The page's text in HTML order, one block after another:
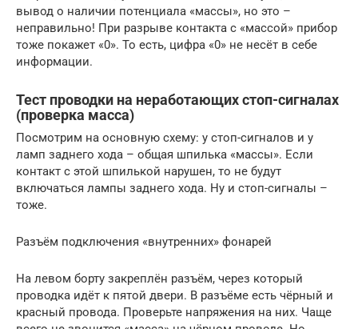
вывод о наличии потенциала «массы», но это –
неправильно! При разрыве контакта с «массой» прибор
тоже покажет «0». То есть, цифра «0» не несёт в себе
информации.
Тест проводки на неработающих стоп-сигналах
(проверка масса)
Посмотрим на основную схему: у стоп-сигналов и у
ламп заднего хода – общая шпилька «массы». Если
контакт с этой шпилькой нарушен, то не будут
включаться лампы заднего хода. Ну и стоп-сигналы –
тоже.
Разъём подключения «внутренних» фонарей
На левом борту закреплён разъём, через который
проводка идёт к пятой двери. В разъёме есть чёрный и
красный провода. Проверьте напряжения на них. Чаще